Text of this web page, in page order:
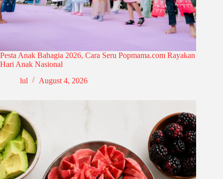
Pesta Anak Bahagia 2026, Cara Seru Popmama.com Rayakan
Hari Anak Nasional
lul
August 4, 2026